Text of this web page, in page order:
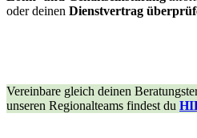
oder deinen Dienstvertrag
Vereinbare gleich deinen
unseren Regionalteams findest du